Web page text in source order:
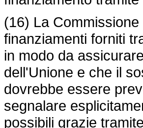
(16) La
finanziamenti forniti
in modo da
dell'Unione e che il
dovrebbe essere
segnalare
possibili grazie